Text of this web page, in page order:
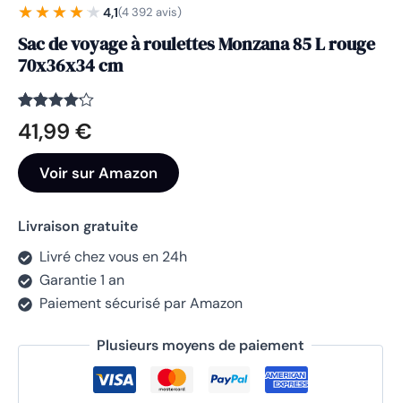
★★★★★
★★★★★ 4,1(4 392 avis)
Sac de voyage à roulettes Monzana 85 L rouge
70x36x34 cm
Noté4.1
sur 5
sur
4392
notations
client
41,99 €
Voir sur Amazon
Livraison gratuite
Livré chez vous en 24h
Garantie 1 an
Paiement sécurisé par Amazon
Plusieurs moyens de paiement